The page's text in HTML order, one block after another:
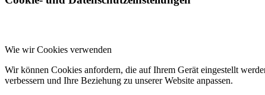
Wie wir Cookies verwenden
Wir können Cookies anfordern, die auf Ihrem Gerät eingestellt
verbessern und Ihre Beziehung zu unserer Website anpassen.